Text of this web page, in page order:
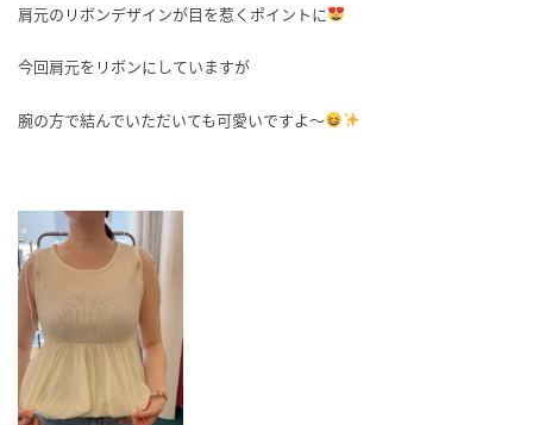
肩元のリボンデザインが目を惹くポイントに
今回肩元をリボンにしていますが
腕の方で結んでいただいても可愛いですよ～